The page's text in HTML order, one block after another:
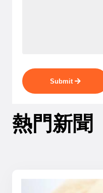
Submit
熱門新聞